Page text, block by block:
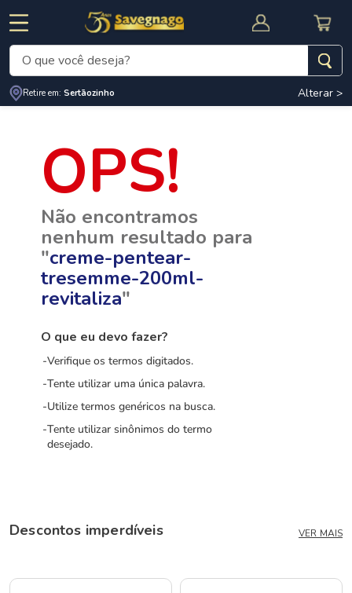
CUPOM DE DESCONTO
O que você deseja?
Retire em: Sertãozinho Alterar >
Não encontramos
nenhum resultado para
"creme-pentear-
tresemme-200ml-
revitaliza"
O que eu devo fazer?
Verifique os termos digitados.
Tente utilizar uma única palavra.
Utilize termos genéricos na busca.
Tente utilizar sinônimos do termo
desejado.
Descontos imperdíveis VER MAIS
Termos mais buscados
cafe
cerveja
carne
arroz